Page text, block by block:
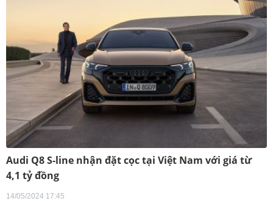
Audi Q8 S-line nhận đặt cọc tại Việt Nam với giá từ
4,1 tỷ đồng
14/05/2024 17:45